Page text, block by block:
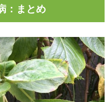
：まとめ